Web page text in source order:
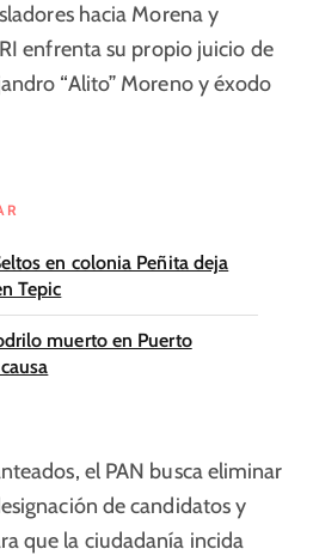
hacia Morena y
enfrenta su propio juicio de
“Alito” Moreno y éxodo
en colonia Peñita deja
Tepic
muerto en Puerto
el PAN busca eliminar
de candidatos y
que la ciudadanía incida